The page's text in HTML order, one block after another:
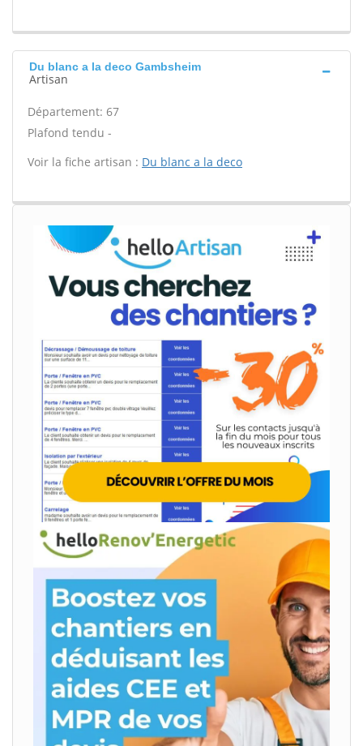
Du blanc a la deco Gambsheim
Artisan
Département: 67
Plafond tendu -
Voir la fiche artisan : Du blanc a la deco